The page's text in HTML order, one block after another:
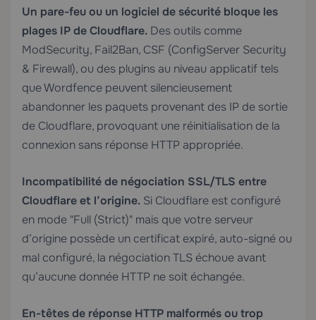
Un pare-feu ou un logiciel de sécurité bloque les
plages IP de Cloudflare. Des outils comme
ModSecurity, Fail2Ban, CSF (ConfigServer Security
& Firewall), ou des plugins au niveau applicatif tels
que Wordfence peuvent silencieusement
abandonner les paquets provenant des IP de sortie
de Cloudflare, provoquant une réinitialisation de la
connexion sans réponse HTTP appropriée.
Incompatibilité de négociation SSL/TLS entre
Cloudflare et l’origine. Si Cloudflare est configuré
en mode "Full (Strict)" mais que votre serveur
d’origine possède un certificat expiré, auto-signé ou
mal configuré, la négociation TLS échoue avant
qu’aucune donnée HTTP ne soit échangée.
En-têtes de réponse HTTP malformés ou trop